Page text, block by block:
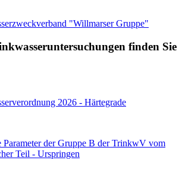
"Willmarser Gruppe"
finden Sie
2026 - Härtegrade
Parameter der Gruppe B der TrinkwV vom
Teil - Urspringen